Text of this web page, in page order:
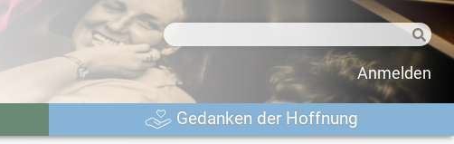
Anmelden
Gedanken der Hoffnung